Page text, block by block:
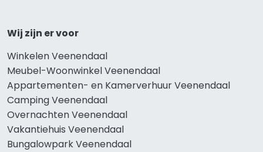
Wij zijn er voor
Winkelen Veenendaal
Meubel-Woonwinkel Veenendaal
Appartementen- en Kamerverhuur Veenendaal
Camping Veenendaal
Overnachten Veenendaal
Vakantiehuis Veenendaal
Bungalowpark Veenendaal